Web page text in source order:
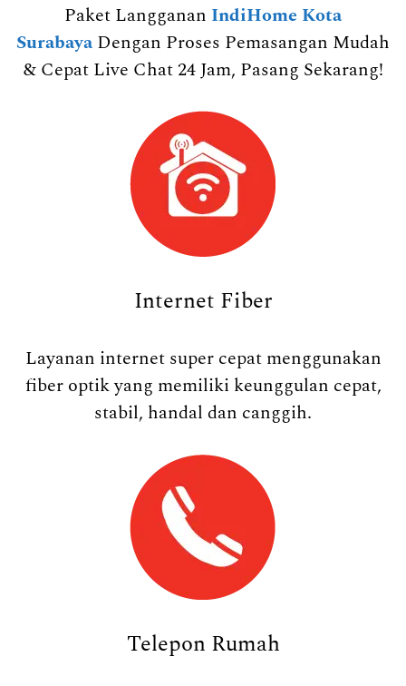
Paket Langganan IndiHome Kota
Surabaya Dengan Proses Pemasangan Mudah
& Cepat Live Chat 24 Jam, Pasang Sekarang!
Internet Fiber
Layanan internet super cepat menggunakan
fiber optik yang memiliki keunggulan cepat,
stabil, handal dan canggih.
Telepon Rumah